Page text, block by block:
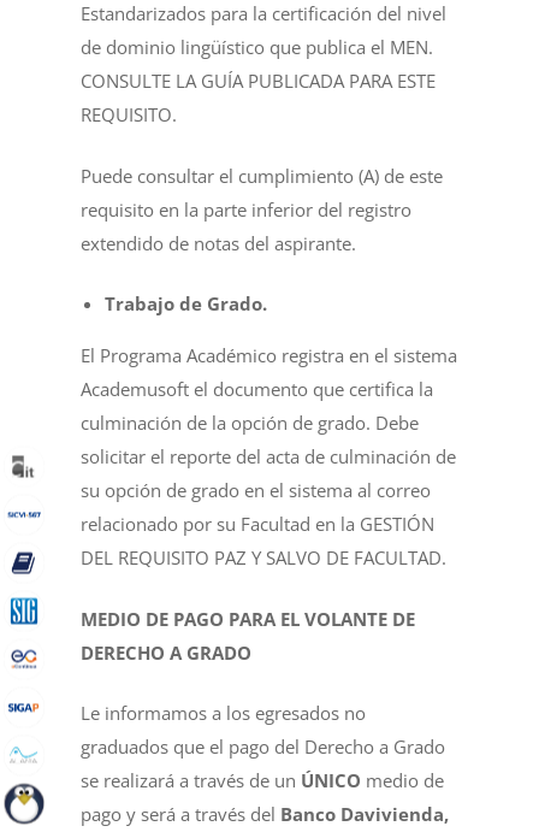
Estandarizados para la certificación del nivel
de dominio lingüístico que publica el MEN.
CONSULTE LA GUÍA PUBLICADA PARA ESTE
REQUISITO.
Puede consultar el cumplimiento (A) de este
requisito en la parte inferior del registro
extendido de notas del aspirante.
Trabajo de Grado.
El Programa Académico registra en el sistema
Academusoft el documento que certifica la
culminación de la opción de grado. Debe
solicitar el reporte del acta de culminación de
su opción de grado en el sistema al correo
relacionado por su Facultad en la GESTIÓN
DEL REQUISITO PAZ Y SALVO DE FACULTAD.
MEDIO DE PAGO PARA EL VOLANTE DE
DERECHO A GRADO
Le informamos a los egresados no
graduados que el pago del Derecho a Grado
se realizará a través de un ÚNICO medio de
pago y será a través del Banco Davivienda,